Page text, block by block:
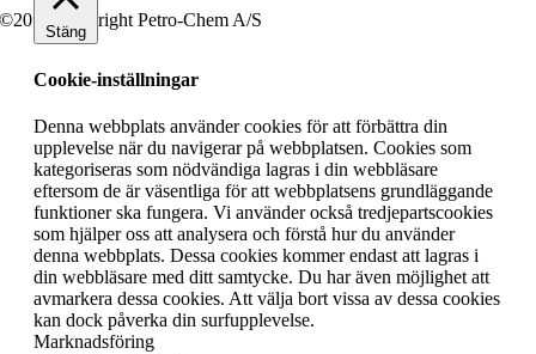
©2019 Copyright Petro-Chem A/S
Stäng
Cookie-inställningar
Denna webbplats använder cookies för att förbättra din
upplevelse när du navigerar på webbplatsen. Cookies som
kategoriseras som nödvändiga lagras i din webbläsare
eftersom de är väsentliga för att webbplatsens grundläggande
funktioner ska fungera. Vi använder också tredjepartscookies
som hjälper oss att analysera och förstå hur du använder
denna webbplats. Dessa cookies kommer endast att lagras i
din webbläsare med ditt samtycke. Du har även möjlighet att
avmarkera dessa cookies. Att välja bort vissa av dessa cookies
kan dock påverka din surfupplevelse.
Marknadsföring